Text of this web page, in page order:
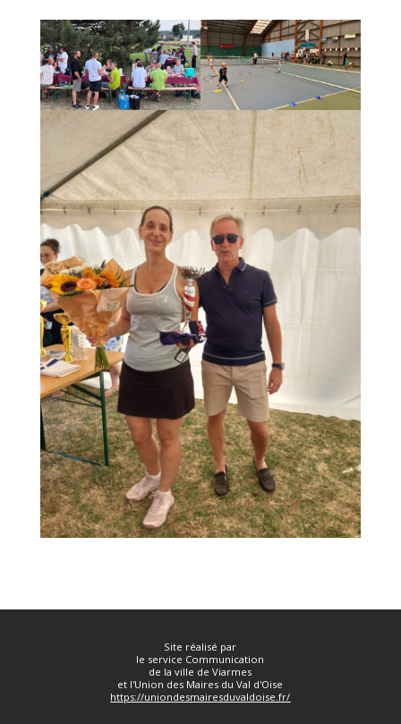
Site réalisé par
le service Communication
de la ville de Viarmes
et l'Union des Maires du Val d'Oise
https://uniondesmairesduvaldoise.fr/